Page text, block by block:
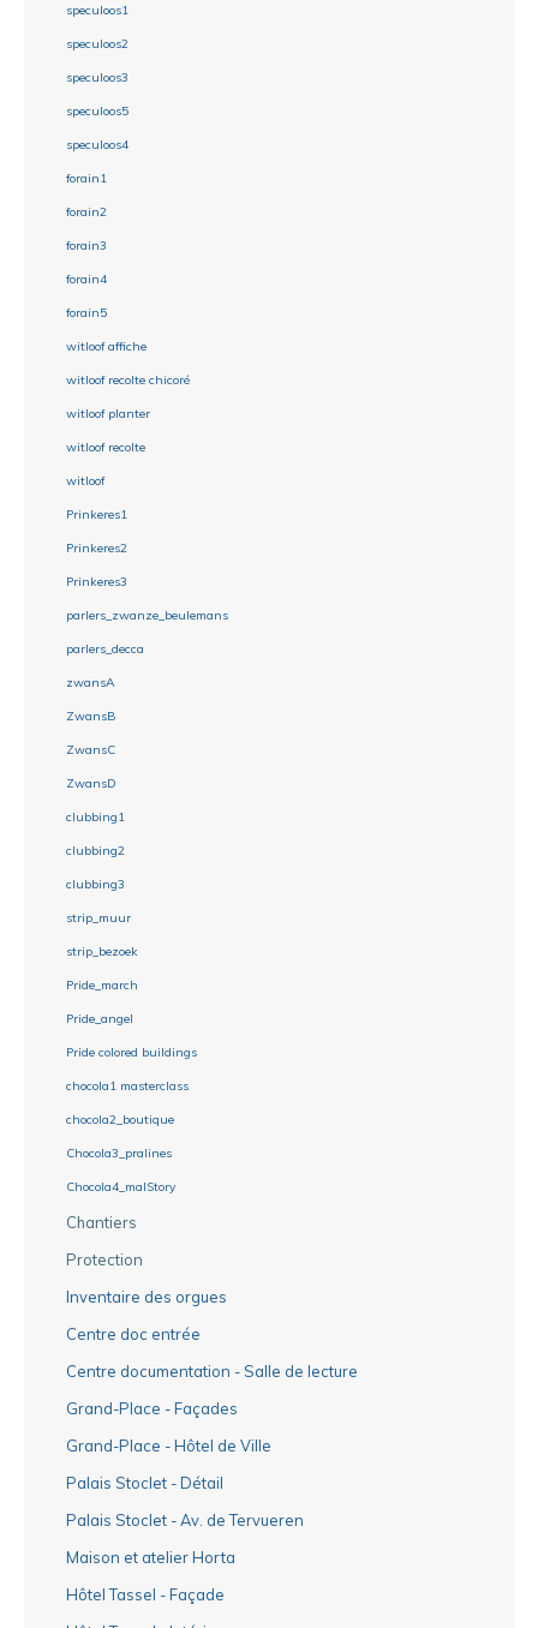
speculoos1
speculoos2
speculoos3
speculoos5
speculoos4
forain1
forain2
forain3
forain4
forain5
witloof affiche
witloof recolte chicoré
witloof planter
witloof recolte
witloof
Prinkeres1
Prinkeres2
Prinkeres3
parlers_zwanze_beulemans
parlers_decca
zwansA
ZwansB
ZwansC
ZwansD
clubbing1
clubbing2
clubbing3
strip_muur
strip_bezoek
Pride_march
Pride_angel
Pride colored buildings
chocola1 masterclass
chocola2_boutique
Chocola3_pralines
Chocola4_malStory
Chantiers
Protection
Inventaire des orgues
Centre doc entrée
Centre documentation - Salle de lecture
Grand-Place - Façades
Grand-Place - Hôtel de Ville
Palais Stoclet - Détail
Palais Stoclet - Av. de Tervueren
Maison et atelier Horta
Hôtel Tassel - Façade